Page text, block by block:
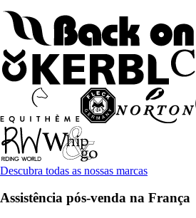
Descubra todas as nossas marcas
Assistência pós-venda na França